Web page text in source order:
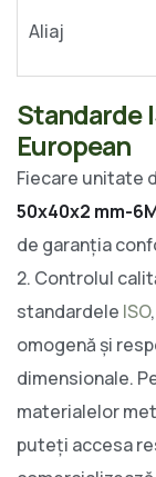
Aliaj
Standarde
European
Fiecare unitate
50x40x2 mm-
de garanția
2. Controlul
standardele ISO
omogenă și
dimensionale.
materialelor
puteți accesa